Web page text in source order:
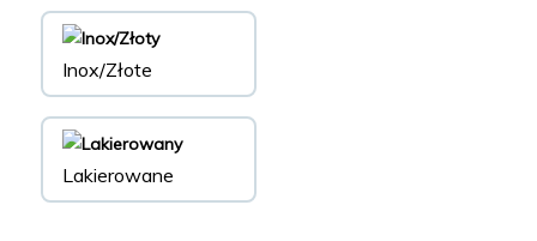
Inox/Złote
Lakierowane